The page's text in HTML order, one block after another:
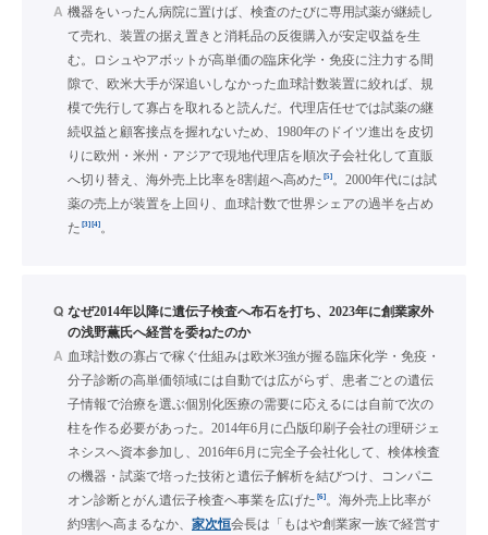
A 機器をいったん病院に置けば、検査のたびに専用試薬が継続し
て売れ、装置の据え置きと消耗品の反復購入が安定収益を生
む。ロシュやアボットが高単価の臨床化学・免疫に注力する間
隙で、欧米大手が深追いしなかった血球計数装置に絞れば、規
模で先行して寡占を取れると読んだ。代理店任せでは試薬の継
続収益と顧客接点を握れないため、1980年のドイツ進出を皮切
りに欧州・米州・アジアで現地代理店を順次子会社化して直販
へ切り替え、海外売上比率を8割超へ高めた [5]。2000年代には試
薬の売上が装置を上回り、血球計数で世界シェアの過半を占め
た [3][4]。
Q なぜ2014年以降に遺伝子検査へ布石を打ち、2023年に創業家外
の浅野薫氏へ経営を委ねたのか
A 血球計数の寡占で稼ぐ仕組みは欧米3強が握る臨床化学・免疫・
分子診断の高単価領域には自動では広がらず、患者ごとの遺伝
子情報で治療を選ぶ個別化医療の需要に応えるには自前で次の
柱を作る必要があった。2014年6月に凸版印刷子会社の理研ジェ
ネシスへ資本参加し、2016年6月に完全子会社化して、検体検査
の機器・試薬で培った技術と遺伝子解析を結びつけ、コンパニ
オン診断とがん遺伝子検査へ事業を広げた [6]。海外売上比率が
約9割へ高まるなか、 家次恒会長は「もはや創業家一族で経営す